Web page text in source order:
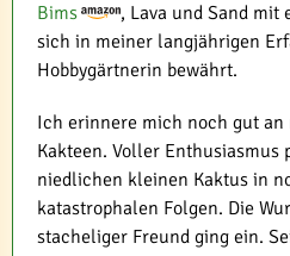
Bims
, Lava und Sand mit
sich in meiner langjährigen
Hobbygärtnerin bewährt.
Ich erinnere mich noch gut
Kakteen. Voller Enthusiasmus
niedlichen kleinen Kaktus in
katastrophalen Folgen. Die
stacheliger Freund ging ein.